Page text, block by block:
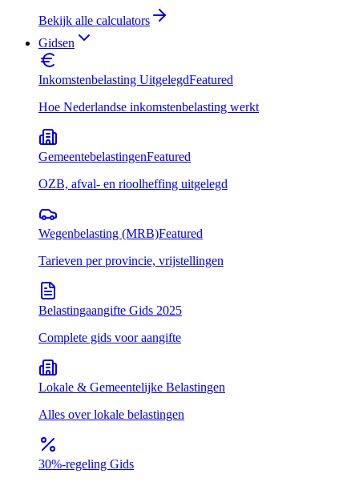
Bekijk alle calculators
Gidsen
Inkomstenbelasting UitgelegdFeatured
Hoe Nederlandse inkomstenbelasting werkt
GemeentebelastingenFeatured
OZB, afval- en rioolheffing uitgelegd
Wegenbelasting (MRB)Featured
Tarieven per provincie, vrijstellingen
Belastingaangifte Gids 2025
Complete gids voor aangifte
Lokale & Gemeentelijke Belastingen
Alles over lokale belastingen
30%-regeling Gids